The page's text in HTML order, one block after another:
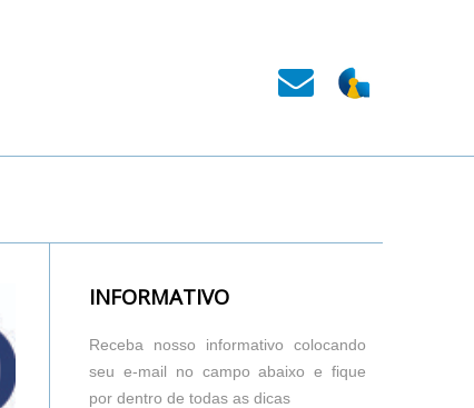
INFORMATIVO
Receba nosso informativo colocando
seu e-mail no campo abaixo e fique
por dentro de todas as dicas